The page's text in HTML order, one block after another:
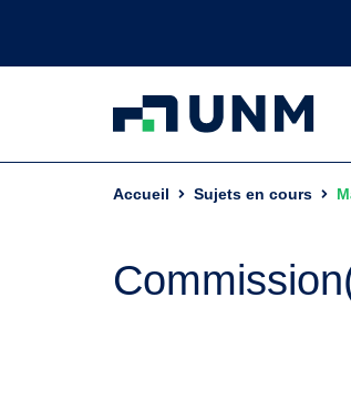
Accueil Sujets en cours